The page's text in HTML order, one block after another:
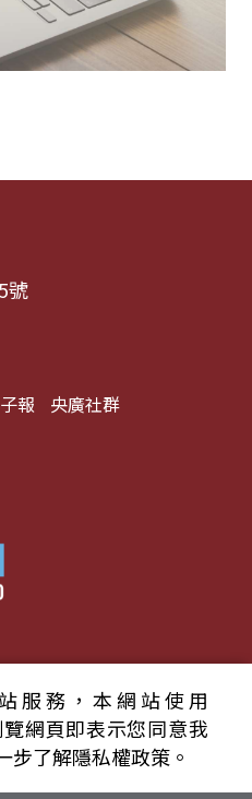
號
報 央廣社群
播電臺 版權所有
務條款 隱私權條款
服務，本網站使用
網頁即表示您同意我
了解隱私權政策。